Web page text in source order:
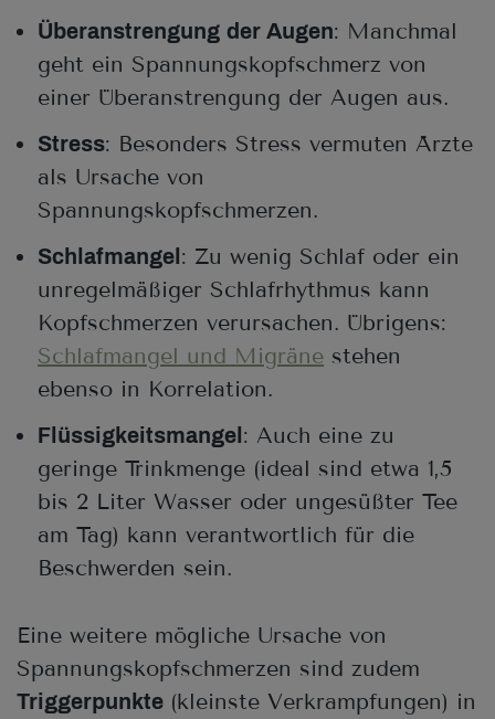
Überanstrengung der Augen: Manchmal
geht ein Spannungskopfschmerz von
einer Überanstrengung der Augen aus.
Stress: Besonders Stress vermuten Ärzte
als Ursache von
Spannungskopfschmerzen.
Schlafmangel : Zu wenig Schlaf oder ein
unregelmäßiger Schlafrhythmus kann
Kopfschmerzen verursachen. Übrigens:
Schlafmangel und Migräne stehen
ebenso in Korrelation.
Flüssigkeitsmangel: Auch eine zu
geringe Trinkmenge (ideal sind etwa 1,5
bis 2 Liter Wasser oder ungesüßter Tee
am Tag) kann verantwortlich für die
Beschwerden sein.
Eine weitere mögliche Ursache von
Spannungskopfschmerzen sind zudem
Triggerpunkte (kleinste Verkrampfungen) in